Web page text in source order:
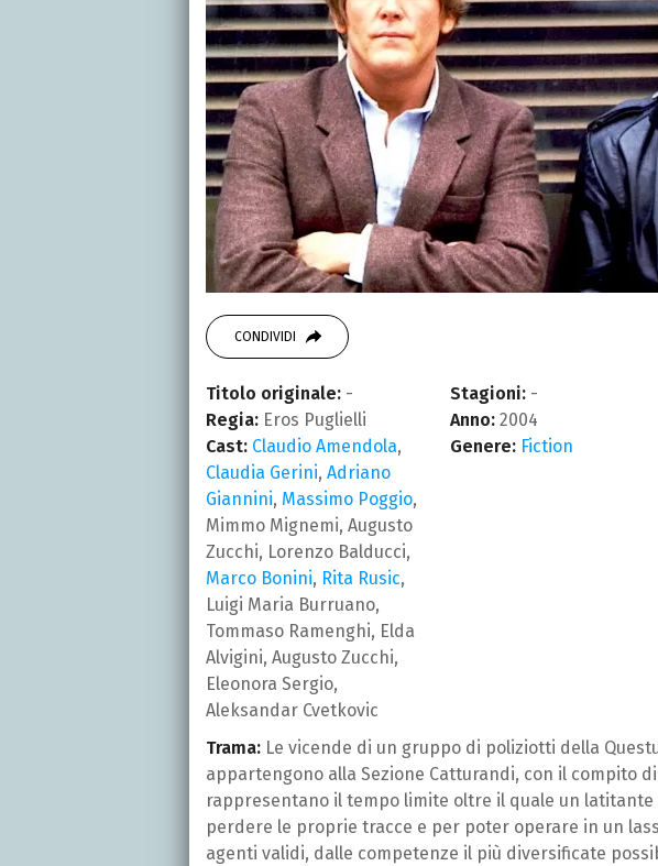
CONDIVIDI
Titolo originale: -
Regia: Eros Puglielli
Cast: Claudio Amendola,
Claudia Gerini, Adriano
Giannini, Massimo Poggio,
Mimmo Mignemi, Augusto
Zucchi, Lorenzo Balducci,
Marco Bonini, Rita Rusic,
Luigi Maria Burruano,
Tommaso Ramenghi, Elda
Alvigini, Augusto Zucchi,
Eleonora Sergio,
Aleksandar Cvetkovic
Stagioni: -
Anno: 2004
Genere: Fiction
Trama: Le vicende di un gruppo di poliziotti della
appartengono alla Sezione Catturandi, con il compito
rappresentano il tempo limite oltre il quale un
perdere le proprie tracce e per poter operare in un
agenti validi, dalle competenze il più diversificate